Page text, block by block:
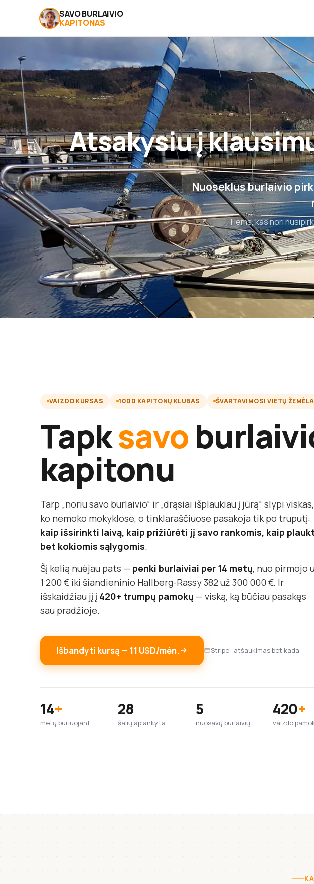
SAVO BURLAIVIO
KAPITONAS
Atsakysiu į
Nuoseklus burlaivio
Tiems, kas nori
VAIZDO KURSAS 1000 KAPITONŲ KLUBAS ŠVARTAVIMOSI VIETŲ
Tapksavo
kapitonu
Tarp „noriu savo burlaivio“ ir „drąsiai išplaukiau į jūrą“ slypi viskas,
ko nemoko mokyklose, o tinklaraščiuose pasakoja tik po truputį:
kaip išsirinkti laivą, kaip prižiūrėti jį savo rankomis, kaip
bet kokiomis sąlygomis.
Šį kelią nuėjau pats — penki burlaiviai per 14 metų, nuo pirmojo
1 200 € iki šiandieninio Hallberg-Rassy 382 už 300 000 €. Ir
išskaidžiau jį į 420+ trumpų pamokų — viską, ką būčiau pasakęs
sau pradžioje.
Išbandyti kursą — 11 USD/mėn. Stripe · atšaukimas bet kada
14+
metų buriuojant
28
šalių aplankyta
5
nuosavų burlaivių
420+
vaizdo